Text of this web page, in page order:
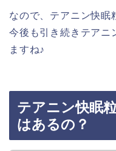
なので、テアニン快眠
今後も引き続きテアニ
ますね♪
テアニン快眠
はあるの？